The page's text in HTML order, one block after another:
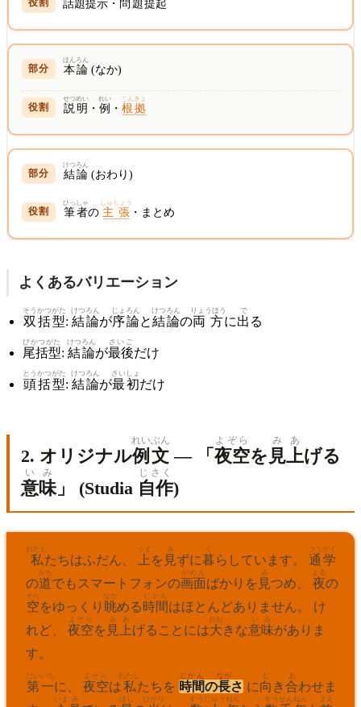
話題提示 ・ 問題提起
本論
ほんろん
(なか)
説明
せつめい
・例
れい
・根拠
こんきょ
結論
けつろん
(おわり)
筆者
ひっしゃ
の 主張
しゅちょう
・まとめ
よくあるバリエーション
双括型
そうかつがた
: 結論
けつろん
が序論
じょろん
と結論
けつろん
の両方
りょうほう
に出
で
る
尾括型
びかつがた
: 結論
けつろん
が最後
さいご
だけ
頭括型
とうかつがた
: 結論
けつろん
が最初
さいしょ
だけ
2. オリジナル例文
れいぶん
— 「 夜空
よぞら
を 見上
みあ
げる
意味
いみ
」 (Studia 自作
じさく
)
私
わたし
たちはふだん、 上
うえ
を 見
み
ずに暮
く
らしています。 通学
つうがく
の道
みち
でもスマートフォンの画面
がめん
ばかりを 見
み
つめ、 夜
よる
の
空
そら
をゆっくり 眺
なが
める時間
じかん
はほとんどありません。 け
れど、 夜空
よぞら
を 見上
みあ
げることには大
おお
きな意味
いみ
がありま
す。
第
だい
一
いち
に、 夜空
よぞら
は私
わたし
たちを 時間
じかん
の長
なが
さ に向
む
き合
あ
わせま
いま み ほし ひかり すう じゅう ねん すう せん ねん まえ